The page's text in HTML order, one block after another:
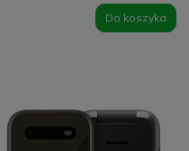
Do koszyka